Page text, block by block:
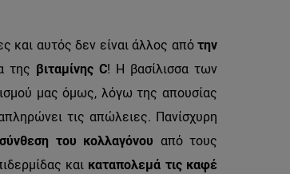
και αυτός δεν είναι άλλος από την
της βιταμίνηςC! Η βασίλισσα των
μας όμως, λόγω της απουσίας
τις απώλειες. Πανίσχυρη
του κολλαγόνου από τους
και καταπολεμά τις καφέ